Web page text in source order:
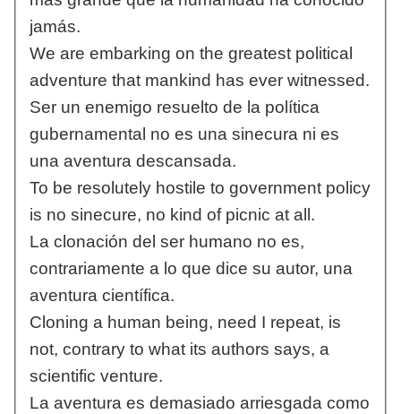
jamás.
We are embarking on the greatest political
adventure that mankind has ever witnessed.
Ser un enemigo resuelto de la política
gubernamental no es una sinecura ni es
una aventura descansada.
To be resolutely hostile to government policy
is no sinecure, no kind of picnic at all.
La clonación del ser humano no es,
contrariamente a lo que dice su autor, una
aventura científica.
Cloning a human being, need I repeat, is
not, contrary to what its authors says, a
scientific venture.
La aventura es demasiado arriesgada como